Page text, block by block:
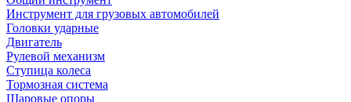
Инструмент для грузовых автомобилей
Головки ударные
Двигатель
Рулевой механизм
Ступица колеса
Тормозная система
Шаровые опоры